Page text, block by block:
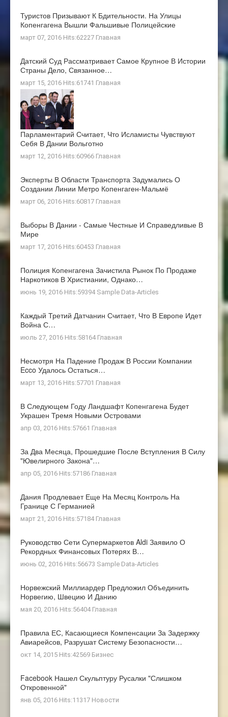
Туристов Призывают К Бдительности. На Улицы
Копенгагена Вышли Фальшивые Полицейские
март 07, 2016 Hits:62227 Главная
Датский Суд Рассматривает Самое Крупное В Истории
Страны Дело, Связанное…
март 15, 2016 Hits:61741 Главная
Парламентарий Считает, Что Исламисты Чувствуют
Себя В Дании Вольготно
март 12, 2016 Hits:60966 Главная
Эксперты В Области Транспорта Задумались О
Создании Линии Метро Копенгаген-Мальмё
март 06, 2016 Hits:60817 Главная
Выборы В Дании - Самые Честные И Справедливые В
Мире
март 17, 2016 Hits:60453 Главная
Полиция Копенгагена Зачистила Рынок По Продаже
Наркотиков В Христиании, Однако…
июнь 19, 2016 Hits:59394 Sample Data-Articles
Каждый Третий Датчанин Считает, Что В Европе Идет
Война С…
июль 27, 2016 Hits:58164 Главная
Несмотря На Падение Продаж В России Компании
Ecco Удалось Остаться…
март 13, 2016 Hits:57701 Главная
В Следующем Году Ландшафт Копенгагена Будет
Украшен Тремя Новыми Островами
апр 03, 2016 Hits:57661 Главная
За Два Месяца, Прошедшие После Вступления В Силу
"ювелирного Закона"…
апр 05, 2016 Hits:57186 Главная
Дания Продлевает Еще На Месяц Контроль На
Границе С Германией
март 21, 2016 Hits:57184 Главная
Руководство Сети Супермаркетов Aldi Заявило О
Рекордных Финансовых Потерях В…
июнь 02, 2016 Hits:56673 Sample Data-Articles
Норвежский Миллиардер Предложил Объединить
Норвегию, Швецию И Данию
мая 20, 2016 Hits:56404 Главная
Правила ЕС, Касающиеся Компенсации За Задержку
Авиарейсов, Разрушат Систему Безопасности…
окт 14, 2015 Hits:42569 Бизнес
Facebook Нашел Скульптуру Русалки "слишком
Откровенной"
янв 05, 2016 Hits:11317 Новости